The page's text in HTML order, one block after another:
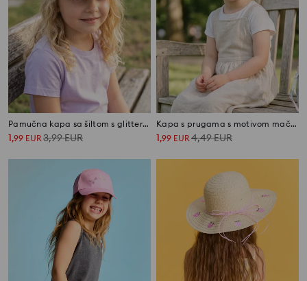
Pamučna kapa sa šiltom s glitterom i školjkom
1,99 EUR3,99EUR
Kapa s prugama s motivom mačke
1,99 EUR4,49EUR